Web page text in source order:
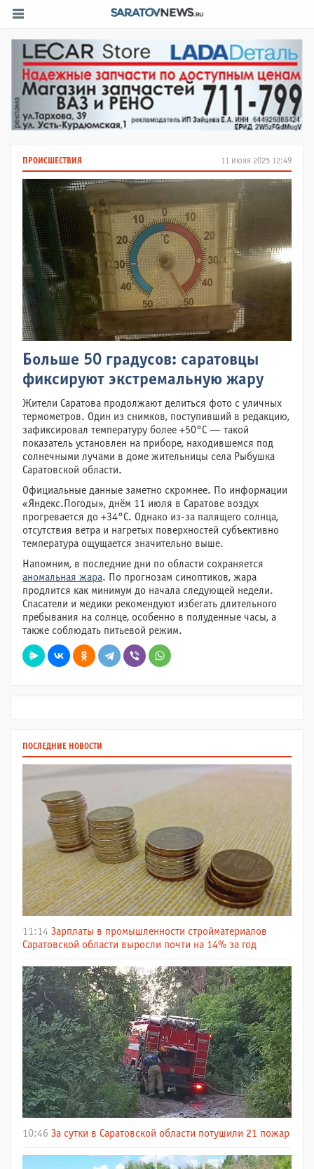
11 июля 2025 12:49
ПРОИСШЕСТВИЯ
Больше 50 градусов: саратовцы
фиксируют экстремальную жару
Жители Саратова продолжают делиться фото с уличных
термометров. Один из снимков, поступивший в редакцию,
зафиксировал температуру более +50°С — такой
показатель установлен на приборе, находившемся под
солнечными лучами в доме жительницы села Рыбушка
Саратовской области.
Официальные данные заметно скромнее. По информации
«Яндекс.Погоды», днём 11 июля в Саратове воздух
прогревается до +34°С. Однако из-за палящего солнца,
отсутствия ветра и нагретых поверхностей субъективно
температура ощущается значительно выше.
Напомним, в последние дни по области сохраняется
аномальная жара. По прогнозам синоптиков, жара
продлится как минимум до начала следующей недели.
Спасатели и медики рекомендуют избегать длительного
пребывания на солнце, особенно в полуденные часы, а
также соблюдать питьевой режим.
ПОСЛЕДНИЕ НОВОСТИ
11:14 Зарплаты в промышленности стройматериалов
Саратовской области выросли почти на 14% за год
10:46 За сутки в Саратовской области потушили 21 пожар